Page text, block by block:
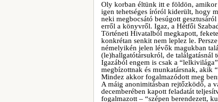
Oly korban éltünk itt e földön,
igen tehetséges íróról kiderült, hogy
neki megbocsátó besúgott
erről a könyvről. Igaz, a Hétfői
Történeti Hivatalból megkapott,
konkrétan senkit nem leplez le.
némelyikén jelen lévők magukban
(le)hallgatótársukról, de találgatásnál
Igazából engem is csak a
megbízottnak és munkatársnak, akik
Mindez akkor fogalmazódott meg
A máig anonimitásban rejtőzködő, a
decemberében kapott feladatát
fogalmazott – “szépen berendezett,